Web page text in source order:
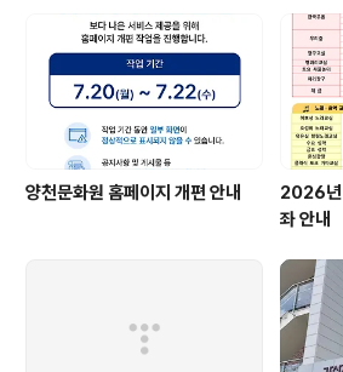
양천문화원 홈페이지 개편 안내
2026년
좌 안내